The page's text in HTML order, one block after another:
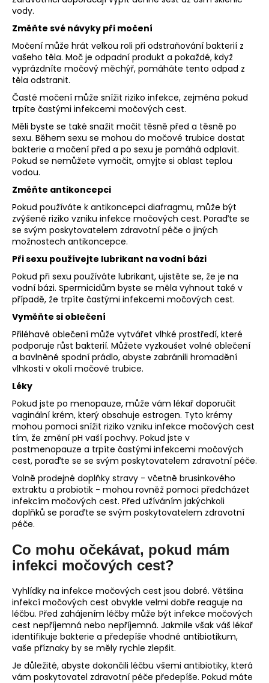
vody.
Změňte své návyky při močení
Močení může hrát velkou roli při odstraňování bakterií z
vašeho těla. Moč je odpadní produkt a pokaždé, když
vyprázdníte močový měchýř, pomáháte tento odpad z
těla odstranit.
Časté močení může snížit riziko infekce, zejména pokud
trpíte častými infekcemi močových cest.
Měli byste se také snažit močit těsně před a těsně po
sexu. Během sexu se mohou do močové trubice dostat
bakterie a močení před a po sexu je pomáhá odplavit.
Pokud se nemůžete vymočit, omyjte si oblast teplou
vodou.
Změňte antikoncepci
Pokud používáte k antikoncepci diafragmu, může být
zvýšené riziko vzniku infekce močových cest. Poraďte se
se svým poskytovatelem zdravotní péče o jiných
možnostech antikoncepce.
Při sexu používejte lubrikant na vodní bázi
Pokud při sexu používáte lubrikant, ujistěte se, že je na
vodní bázi. Spermicidům byste se měla vyhnout také v
případě, že trpíte častými infekcemi močových cest.
Vyměňte si oblečení
Přiléhavé oblečení může vytvářet vlhké prostředí, které
podporuje růst bakterií. Můžete vyzkoušet volné oblečení
a bavlněné spodní prádlo, abyste zabránili hromadění
vlhkosti v okolí močové trubice.
Léky
Pokud jste po menopauze, může vám lékař doporučit
vaginální krém, který obsahuje estrogen. Tyto krémy
mohou pomoci snížit riziko vzniku infekce močových cest
tím, že změní pH vaší pochvy. Pokud jste v
postmenopauze a trpíte častými infekcemi močových
cest, poraďte se se svým poskytovatelem zdravotní péče.
Volně prodejné doplňky stravy - včetně brusinkového
extraktu a probiotik - mohou rovněž pomoci předcházet
infekcím močových cest. Před užíváním jakýchkoli
doplňků se poraďte se svým poskytovatelem zdravotní
péče.
Co mohu očekávat, pokud mám
infekci močových cest?
Vyhlídky na infekce močových cest jsou dobré. Většina
infekcí močových cest obvykle velmi dobře reaguje na
léčbu. Před zahájením léčby může být infekce močových
cest nepříjemná nebo nepříjemná. Jakmile však váš lékař
identifikuje bakterie a předepíše vhodné antibiotikum,
vaše příznaky by se měly rychle zlepšit.
Je důležité, abyste dokončili léčbu všemi antibiotiky, která
vám poskytovatel zdravotní péče předepíše. Pokud máte